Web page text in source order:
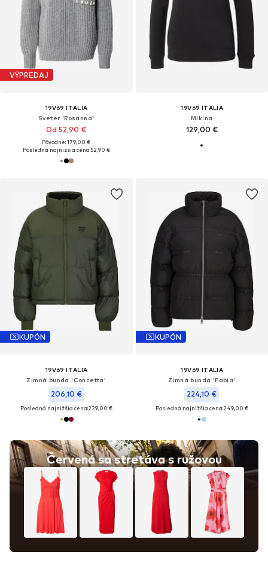
VÝPREDAJ
19V69 ITALIA
Sveter 'Rosanna'
Od 52,90 €
Pôvodne: 179,00 €
Posledná najnižšia cena:52,90 €
19V69 ITALIA
Mikina
129,00 €
KUPÓN
19V69 ITALIA
Zimná bunda 'Concetta'
206,10 €
Posledná najnižšia cena:229,00 €
Červená sa stretáva s ružovou
KUPÓN
19V69 ITALIA
Zimná bunda 'Fabia'
224,10 €
Posledná najnižšia cena:249,00 €